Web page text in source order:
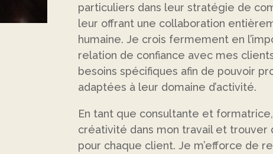
particuliers dans leur stratégie de
leur offrant une collaboration
humaine. Je crois fermement en
relation de confiance avec mes
besoins spécifiques afin de pouvoir
adaptées à leur domaine d’activité.
En tant que consultante et
créativité dans mon travail et trouver
pour chaque client. Je m’efforce de